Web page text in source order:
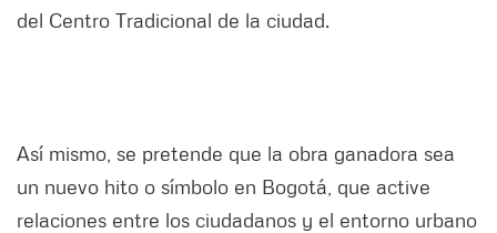
del Centro Tradicional de la ciudad.
Así mismo, se pretende que la obra ganadora sea
un nuevo hito o símbolo en Bogotá, que active
relaciones entre los ciudadanos y el entorno urbano